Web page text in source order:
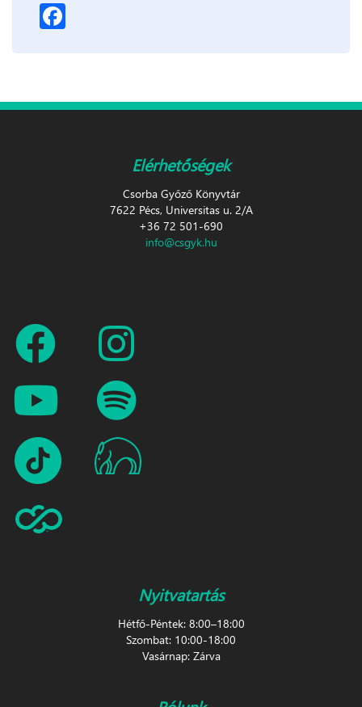
Elérhetőségek
Csorba Győző Könyvtár
7622 Pécs, Universitas u. 2/A
+36 72 501-690
info@csgyk.hu
Nyitvatartás
Hétfő-Péntek: 8:00–18:00
Szombat: 10:00-18:00
Vasárnap: Zárva